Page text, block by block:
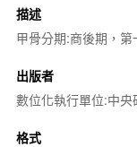
描述
甲骨分期:商後期，第
出版者
數位化執行單位:中
格式